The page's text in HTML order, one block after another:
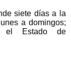
siete días a la
a domingos;
el Estado de